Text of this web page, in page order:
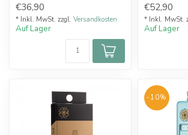
Leistung, 5ml To...
€36,90
* Inkl. MwSt. zzgl. Versandkosten
Auf Lager
€52,90
* Inkl. MwSt.
Auf Lager
-10%